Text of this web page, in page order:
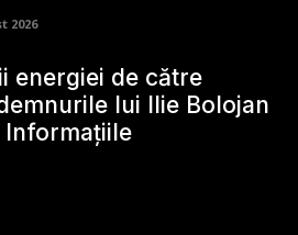
2026
energiei de către
lui Ilie Bolojan
Informațiile